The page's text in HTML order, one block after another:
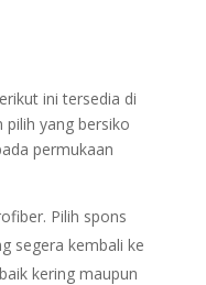
ini tersedia di
yang bersiko
permukaan
Pilih spons
segera kembali ke
kering maupun